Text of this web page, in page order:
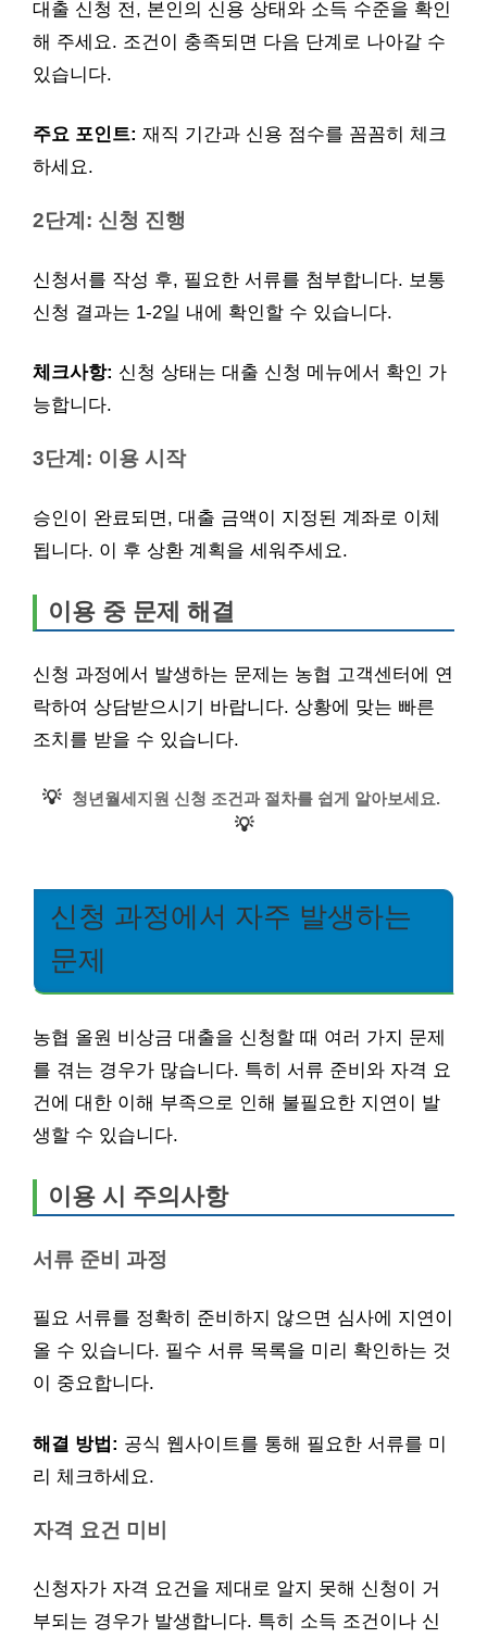
대출 신청 전, 본인의 신용 상태와 소득 수준을 확인
해 주세요. 조건이 충족되면 다음 단계로 나아갈 수
있습니다.
주요 포인트: 재직 기간과 신용 점수를 꼼꼼히 체크
하세요.
2단계: 신청 진행
신청서를 작성 후, 필요한 서류를 첨부합니다. 보통
신청 결과는 1-2일 내에 확인할 수 있습니다.
체크사항: 신청 상태는 대출 신청 메뉴에서 확인 가
능합니다.
3단계: 이용 시작
승인이 완료되면, 대출 금액이 지정된 계좌로 이체
됩니다. 이 후 상환 계획을 세워주세요.
이용 중 문제 해결
신청 과정에서 발생하는 문제는 농협 고객센터에 연
락하여 상담받으시기 바랍니다. 상황에 맞는 빠른
조치를 받을 수 있습니다.
💡 청년월세지원 신청 조건과 절차를 쉽게 알아보세요.
💡
신청 과정에서 자주 발생하는
문제
농협 올원 비상금 대출을 신청할 때 여러 가지 문제
를 겪는 경우가 많습니다. 특히 서류 준비와 자격 요
건에 대한 이해 부족으로 인해 불필요한 지연이 발
생할 수 있습니다.
이용 시 주의사항
서류 준비 과정
필요 서류를 정확히 준비하지 않으면 심사에 지연이
올 수 있습니다. 필수 서류 목록을 미리 확인하는 것
이 중요합니다.
해결 방법: 공식 웹사이트를 통해 필요한 서류를 미
리 체크하세요.
자격 요건 미비
신청자가 자격 요건을 제대로 알지 못해 신청이 거
부되는 경우가 발생합니다. 특히 소득 조건이나 신